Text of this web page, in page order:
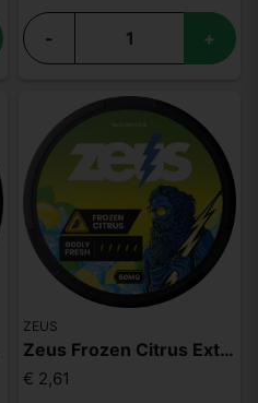
- +
ZEUS
Zeus Frozen Citrus Extra Strong
€ 2,61